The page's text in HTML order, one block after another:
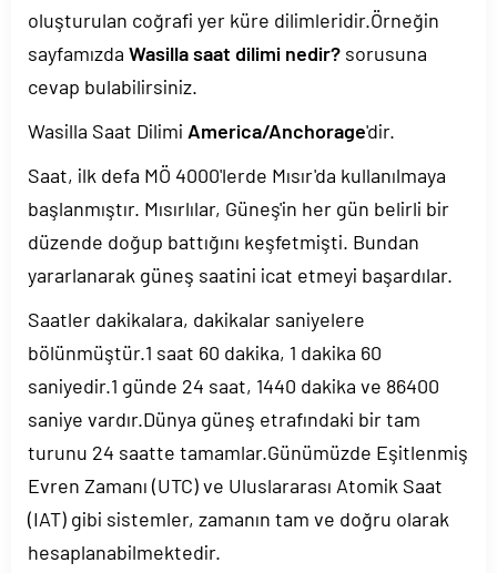
oluşturulan coğrafi yer küre dilimleridir.Örneğin
sayfamızda Wasilla saat dilimi nedir? sorusuna
cevap bulabilirsiniz.
Wasilla Saat Dilimi America/Anchorage'dir.
Saat, ilk defa MÖ 4000'lerde Mısır'da kullanılmaya
başlanmıştır. Mısırlılar, Güneş'in her gün belirli bir
düzende doğup battığını keşfetmişti. Bundan
yararlanarak güneş saatini icat etmeyi başardılar.
Saatler dakikalara, dakikalar saniyelere
bölünmüştür.1 saat 60 dakika, 1 dakika 60
saniyedir.1 günde 24 saat, 1440 dakika ve 86400
saniye vardır.Dünya güneş etrafındaki bir tam
turunu 24 saatte tamamlar.Günümüzde Eşitlenmiş
Evren Zamanı (UTC) ve Uluslararası Atomik Saat
(IAT) gibi sistemler, zamanın tam ve doğru olarak
hesaplanabilmektedir.